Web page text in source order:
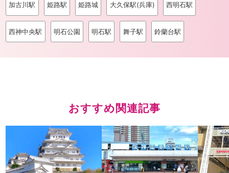
加古川駅 姫路駅 姫路城 大久保駅(兵庫) 西明石駅
西神中央駅 明石公園 明石駅 舞子駅 鈴蘭台駅
おすすめ関連記事